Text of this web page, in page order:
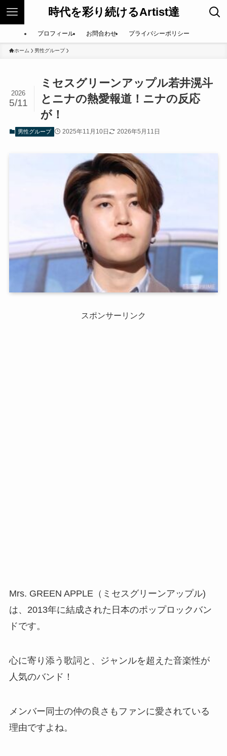
時代を彩り続けるArtist達
プロフィール お問合わせ プライバシーポリシー
ホーム 男性グループ
ミセスグリーンアップル若井滉斗
とニナの熱愛報道！ニナの反応
が！
2026
5/11
男性グループ 2025年11月10日 2026年5月11日
スポンサーリンク
Mrs. GREEN APPLE（ミセスグリーンアップル)
は、2013年に結成された日本のポップロックバン
ドです。
心に寄り添う歌詞と、ジャンルを超えた音楽性が
人気のバンド！
メンバー同士の仲の良さもファンに愛されている
理由ですよね。